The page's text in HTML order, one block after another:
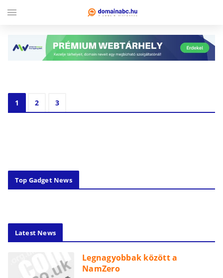
Top Gadget News
Latest News
Legnagyobbak között a
NamZero
menu